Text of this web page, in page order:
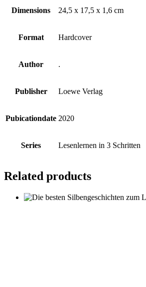
Dimensions 24,5 x 17,5 x 1,6 cm
Format Hardcover
Author .
Publisher Loewe Verlag
Pubicationdate 2020
Series Lesenlernen in 3 Schritten
Related products